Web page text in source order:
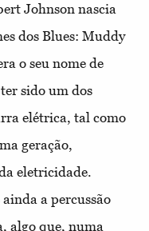
Johnson nascia
dos Blues: Muddy
o seu nome de
sido um dos
elétrica, tal como
geração,
eletricidade.
a percussão
algo que, numa